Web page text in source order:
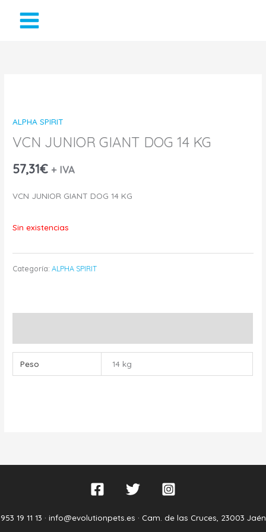
ALPHA SPIRIT
VCN JUNIOR GIANT DOG 14 KG
57,31€ + IVA
VCN JUNIOR GIANT DOG 14 KG
Sin existencias
Categoría:ALPHA SPIRIT
Peso 14 kg
953 19 11 13 · info@evolutionpets.es · Cam. de las Cruces, 23003 Jaén